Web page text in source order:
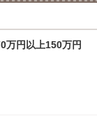
万円以上150万円